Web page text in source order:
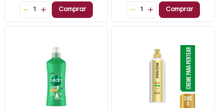
1 Comprar 1 Comprar